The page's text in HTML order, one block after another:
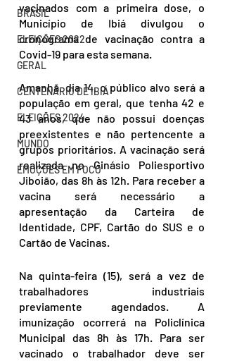
BRASIL
ELEIÇÕES 2022
GERAL
CENTENÁRIO DE IBIÁ
ELEIÇÕES 2024
MUNDO
EMOÇÕES EM FOCO
vacinados com a primeira dose, o
Município de Ibiá divulgou o
cronograma de vacinação contra a
Covid-19 para esta semana.
Amanhã, dia 14, o público alvo será a
população em geral, que tenha 42 e
43 anos, que não possui doenças
preexistentes e não pertencente a
grupos prioritários. A vacinação será
realizada no Ginásio Poliesportivo
Jiboião, das 8h às 12h. Para receber a
vacina será necessário a
apresentação da Carteira de
Identidade, CPF, Cartão do SUS e o
Cartão de Vacinas.
Na quinta-feira (15), será a vez de
trabalhadores industriais
previamente agendados. A
imunização ocorrerá na Policlínica
Municipal das 8h às 17h. Para ser
vacinado o trabalhador deve ser